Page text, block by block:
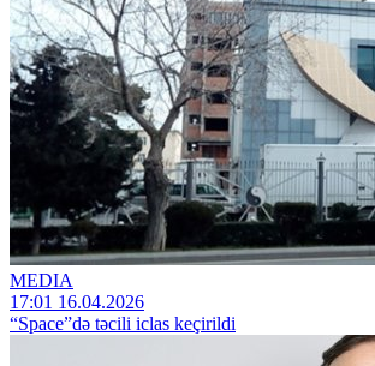
MEDIA
17:01 16.04.2026
“Space”də təcili iclas keçirildi